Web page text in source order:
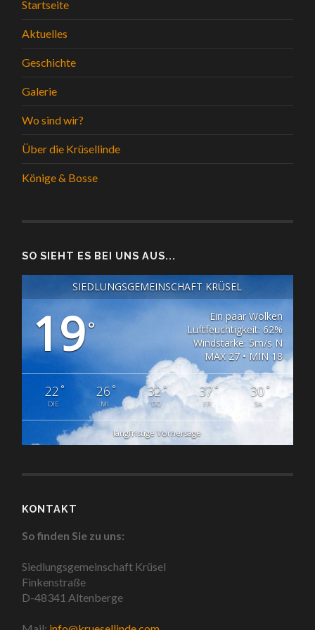
Startseite
Aktuelles
Geschichte
Galerie
Wo sind wir?
Über die Krüsellinde
Könige & Bosse
SO SIEHT ES BEI UNS AUS...
SIEDLUNGSGEMEINSCHAFT KRÜSEL
19°
Ein paar Wolken
Luftfeuchtigkeit: 62%
Windstärke: 5m/s N
MAX 27 • MIN 18
22 °
DIE
26°
MI
32°
DO
37°
FR
30°
SA
langfristige Vorhersage
KONTAKT
So finden Sie zu uns:
Siedlungsgemeinschaft Krüsel
Finkenstraße
D-48341 Altenberge